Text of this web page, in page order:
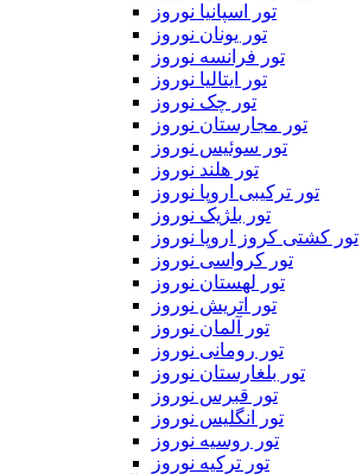
تور اسپانیا نوروز
تور یونان نوروز
تور فرانسه نوروز
تور ایتالیا نوروز
تور چک نوروز
تور مجارستان نوروز
تور سوئیس نوروز
تور هلند نوروز
تور ترکیبی اروپا نوروز
تور بلژیک نوروز
تور کشتی کروز اروپا نوروز
تور کرواسی نوروز
تور لهستان نوروز
تور اتریش نوروز
تور آلمان نوروز
تور رومانی نوروز
تور بلغارستان نوروز
تور قبرس نوروز
تور انگلیس نوروز
تور روسیه نوروز
تور ترکیه نوروز